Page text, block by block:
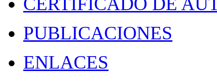
PUBLICACIONES
ENLACES